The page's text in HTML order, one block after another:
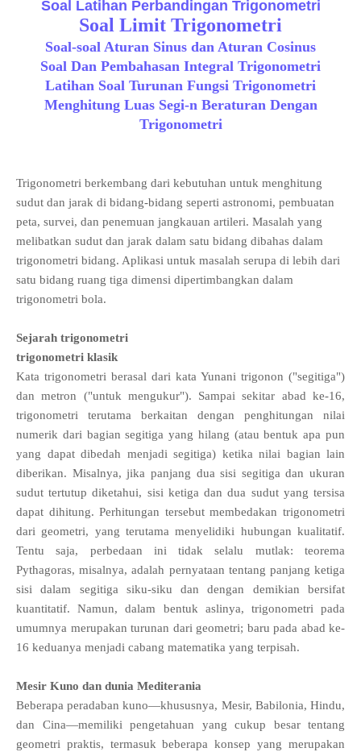
Soal Latihan Perbandingan Trigonometri
Soal Limit Trigonometri
Soal-soal Aturan Sinus dan Aturan Cosinus
Soal Dan Pembahasan Integral Trigonometri
Latihan Soal Turunan Fungsi Trigonometri
Menghitung Luas Segi-n Beraturan Dengan
Trigonometri
Trigonometri berkembang dari kebutuhan untuk menghitung
sudut dan jarak di bidang-bidang seperti astronomi, pembuatan
peta, survei, dan penemuan jangkauan artileri. Masalah yang
melibatkan sudut dan jarak dalam satu bidang dibahas dalam
trigonometri bidang. Aplikasi untuk masalah serupa di lebih dari
satu bidang ruang tiga dimensi dipertimbangkan dalam
trigonometri bola.
Sejarah trigonometri
trigonometri klasik
Kata trigonometri berasal dari kata Yunani trigonon ("segitiga")
dan metron ("untuk mengukur"). Sampai sekitar abad ke-16,
trigonometri terutama berkaitan dengan penghitungan nilai
numerik dari bagian segitiga yang hilang (atau bentuk apa pun
yang dapat dibedah menjadi segitiga) ketika nilai bagian lain
diberikan. Misalnya, jika panjang dua sisi segitiga dan ukuran
sudut tertutup diketahui, sisi ketiga dan dua sudut yang tersisa
dapat dihitung. Perhitungan tersebut membedakan trigonometri
dari geometri, yang terutama menyelidiki hubungan kualitatif.
Tentu saja, perbedaan ini tidak selalu mutlak: teorema
Pythagoras, misalnya, adalah pernyataan tentang panjang ketiga
sisi dalam segitiga siku-siku dan dengan demikian bersifat
kuantitatif. Namun, dalam bentuk aslinya, trigonometri pada
umumnya merupakan turunan dari geometri; baru pada abad ke-
16 keduanya menjadi cabang matematika yang terpisah.
Mesir Kuno dan dunia Mediterania
Beberapa peradaban kuno—khususnya, Mesir, Babilonia, Hindu,
dan Cina—memiliki pengetahuan yang cukup besar tentang
geometri praktis, termasuk beberapa konsep yang merupakan